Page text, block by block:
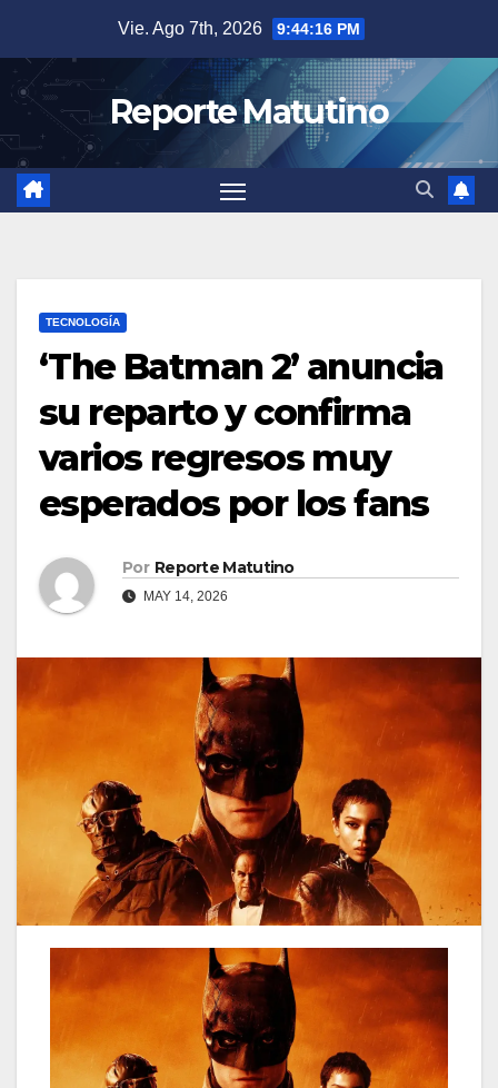
contenido
Vie. Ago 7th, 2026 9:44:17 PM
Reporte Matutino
TECNOLOGÍA
‘The Batman 2’ anuncia
su reparto y confirma
varios regresos muy
esperados por los fans
Por Reporte Matutino
MAY 14, 2026